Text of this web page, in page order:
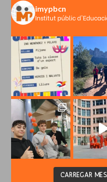
imypbcn
Institut públic
CARREGAR